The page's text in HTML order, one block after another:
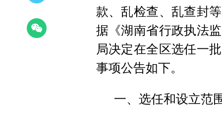
款、乱检查、乱查封
据《湖南省行政执法
局决定在全区选任一
事项公告如下。
一、选任和设立范